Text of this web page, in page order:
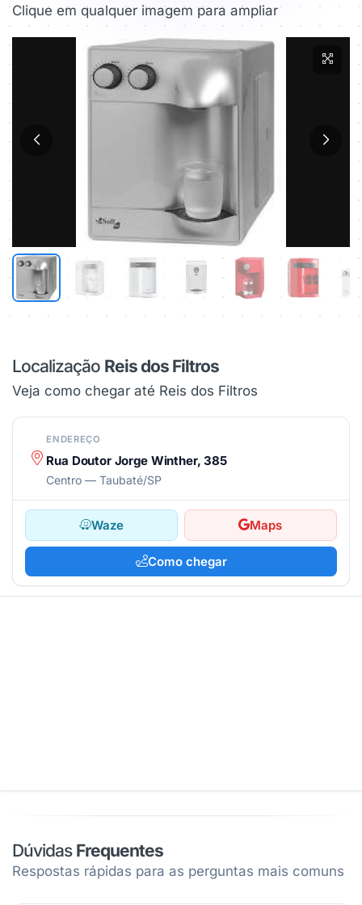
Clique em qualquer imagem para ampliar
Localização Reis dos Filtros
Veja como chegar até Reis dos Filtros
ENDEREÇO
Rua Doutor Jorge Winther, 385
Centro — Taubaté/SP
Waze Maps
Como chegar
Dúvidas Frequentes
Respostas rápidas para as perguntas mais comuns